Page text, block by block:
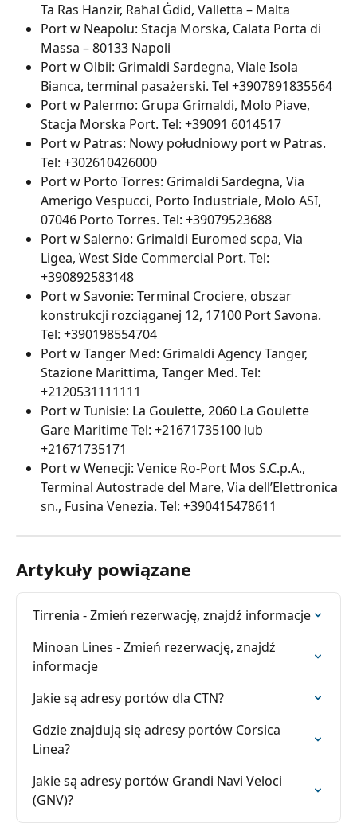
Ta Ras Hanzir, Raħal Ġdid, Valletta – Malta
Port w Neapolu: Stacja Morska, Calata Porta di
Massa – 80133 Napoli
Port w Olbii: Grimaldi Sardegna, Viale Isola
Bianca, terminal pasażerski. Tel +3907891835564
Port w Palermo: Grupa Grimaldi, Molo Piave,
Stacja Morska Port. Tel: +39091 6014517
Port w Patras: Nowy południowy port w Patras.
Tel: +302610426000
Port w Porto Torres: Grimaldi Sardegna, Via
Amerigo Vespucci, Porto Industriale, Molo ASI,
07046 Porto Torres. Tel: +39079523688
Port w Salerno: Grimaldi Euromed scpa, Via
Ligea, West Side Commercial Port. Tel:
+390892583148
Port w Savonie: Terminal Crociere, obszar
konstrukcji rozciąganej 12, 17100 Port Savona.
Tel: +390198554704
Port w Tanger Med: Grimaldi Agency Tanger,
Stazione Marittima, Tanger Med. Tel:
+2120531111111
Port w Tunisie: La Goulette, 2060 La Goulette
Gare Maritime Tel: +21671735100 lub
+21671735171
Port w Wenecji: Venice Ro-Port Mos S.C.p.A.,
Terminal Autostrade del Mare, Via dell’Elettronica
sn., Fusina Venezia. Tel: +390415478611
Artykuły powiązane
Tirrenia - Zmień rezerwację, znajdź informacje
Minoan Lines - Zmień rezerwację, znajdź
informacje
Jakie są adresy portów dla CTN?
Gdzie znajdują się adresy portów Corsica
Linea?
Jakie są adresy portów Grandi Navi Veloci
(GNV)?